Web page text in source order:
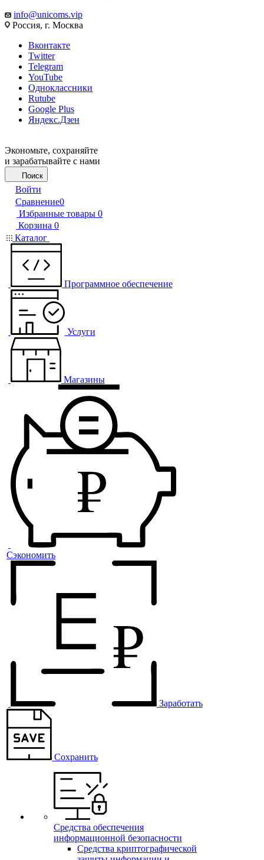
info@unicoms.vip
Россия, г. Москва
Вконтакте
Twitter
Telegram
YouTube
Одноклассники
Rutube
Google Plus
Яндекс.Дзен
Экономьте, сохраняйте
и зарабатывайте с нами
Поиск
Войти
Сравнение0
Избранные товары 0
Корзина 0
Каталог
Программное обеспечение
Услуги
Магазины
Сэкономить
Заработать
Сохранить
Средства обеспечения
информационной безопасности
Средства криптографической